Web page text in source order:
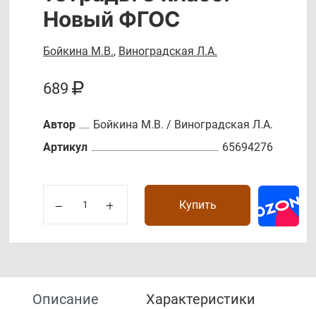
Новый ФГОС
Бойкина М.В., Виноградская Л.А.
689
Автор
Бойкина М.В. / Виноградская Л.А.
Артикул
65694276
Купить
Описание Характеристики